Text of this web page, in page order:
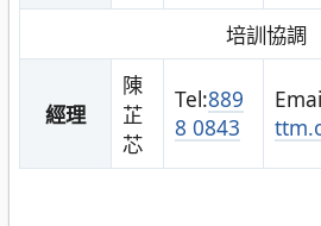
培訓協調
經理
陳
芷
芯
Tel:889
8 0843